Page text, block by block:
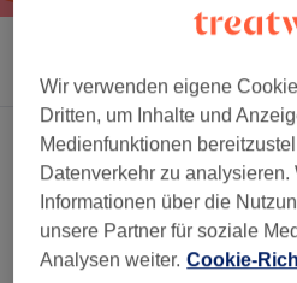
2 Salons die anbieten:
damenhaarschnitt in Lage, Nordrhein-
Wir verwenden eigene
Dritten, um Inhalte und
Medienfunktionen
Datenverkehr zu analysieren.
Informationen über die
unsere Partner für soziale
Analysen weiter. Cookie-